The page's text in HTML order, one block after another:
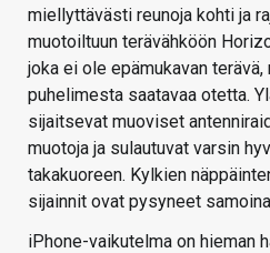
miellyttävästi reunoja kohti ja
muotoiltuun terävähköön
joka ei ole epämukavan terävä,
puhelimesta saatavaa otetta.
sijaitsevat muoviset
muotoja ja sulautuvat varsin
takakuoreen. Kylkien
sijainnit ovat pysyneet
iPhone-vaikutelma on hieman